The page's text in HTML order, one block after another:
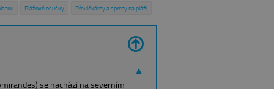
Plážové osušky
Převlékárny a sprchy na pláži
Postýlky a židličky bez poplatku
▲
se nachází na severním